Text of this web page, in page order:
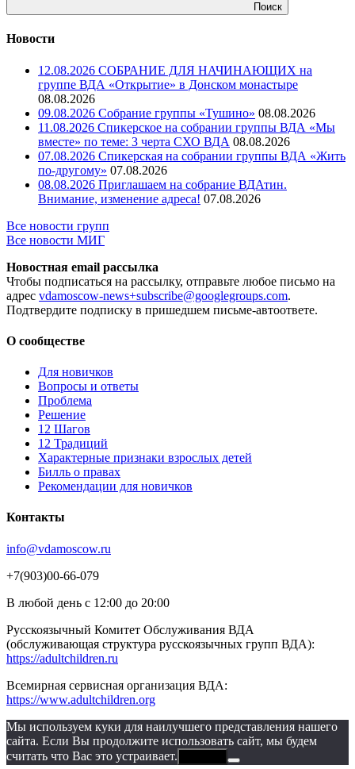
Поиск
Новости
12.08.2026 СОБРАНИЕ ДЛЯ НАЧИНАЮЩИХ на
группе ВДА «Открытие» в Донском монастыре
08.08.2026
09.08.2026 Собрание группы «Тушино» 08.08.2026
11.08.2026 Спикерское на собрании группы ВДА «Мы
вместе» по теме: 3 черта СХО ВДА 08.08.2026
07.08.2026 Спикерская на собрании группы ВДА «Жить
по-другому» 07.08.2026
08.08.2026 Приглашаем на собрание ВДАтин.
Внимание, изменение адреса! 07.08.2026
Все новости групп
Все новости МИГ
Новостная email рассылка
Чтобы подписаться на рассылку, отправьте любое письмо на
адрес vdamoscow-news+subscribe@googlegroups.com.
Подтвердите подписку в пришедшем письме-автоответе.
О сообществе
Для новичков
Вопросы и ответы
Проблема
Решение
12 Шагов
12 Традиций
Xарактерные признаки взрослых детей
Билль о правах
Рекомендации для новичков
Контакты
info@vdamoscow.ru
+7(903)00-66-079
В любой день с 12:00 до 20:00
Русскоязычный Комитет Обслуживания ВДА
(обслуживающая структура русскоязычных групп ВДА):
https://adultchildren.ru
Всемирная сервисная организация ВДА:
https://www.adultchildren.org
Мы используем куки для наилучшего представления нашего
сайта. Если Вы продолжите использовать сайт, мы будем
считать что Вас это устраивает.